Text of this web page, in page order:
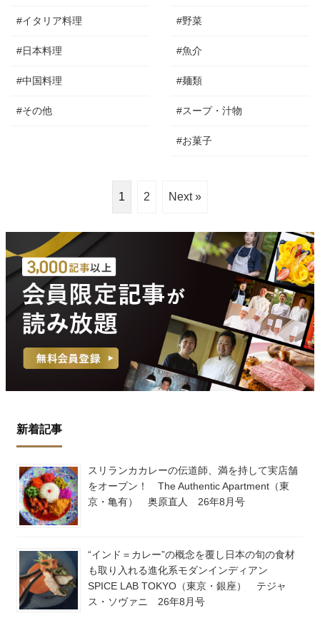
#イタリア料理
#日本料理
#中国料理
#その他
#野菜
#魚介
#麺類
#スープ・汁物
#お菓子
1 2 Next »
新着記事
スリランカカレーの伝道師、満を持して実店舗
をオープン！ The Authentic Apartment（東
京・亀有） 奥原直人 26年8月号
“インド＝カレー”の概念を覆し日本の旬の食材
も取り入れる進化系モダンインディアン
SPICE LAB TOKYO（東京・銀座） テジャ
ス・ソヴァニ 26年8月号